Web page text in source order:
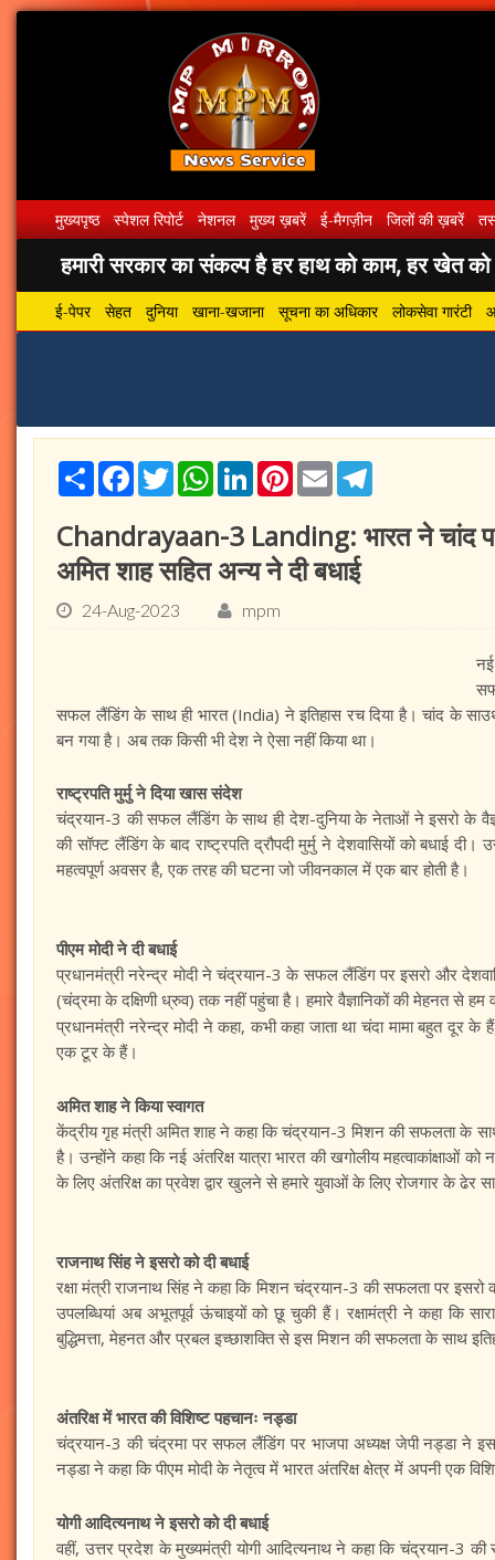
मुख्यपृष्ठ स्पेशल रिपोर्ट नेशनल मुख्य ख़बरें ई-मैगज़ीन जिलों की ख़बरें
हमारी सरकार का संकल्प है हर हाथ को काम, हर खेत को
ई-पेपर सेहत दुनिया खाना-खजाना सूचना का अधिकार लोकसेवा गारंटी
ShareFacebook
TwitterWhatsApp
LinkedInPinterest
Email
Chandrayaan-3 Landing: भारत ने चांद पर
अमित शाह सहित अन्य ने दी बधाई
24-Aug-2023 mpm
सफल लैंडिंग के साथ ही भारत (India) ने इतिहास रच दिया है। चांद के
बन गया है। अब तक किसी भी देश ने ऐसा नहीं किया था।
राष्ट्रपति मुर्मु ने दिया खास संदेश
चंद्रयान-3 की सफल लैंडिंग के साथ ही देश-दुनिया के नेताओं ने इसरो के
की सॉफ्ट लैंडिंग के बाद राष्ट्रपति द्रौपदी मुर्मु ने देशवासियों को बधाई
महत्वपूर्ण अवसर है, एक तरह की घटना जो जीवनकाल में एक बार होती है।
पीएम मोदी ने दी बधाई
प्रधानमंत्री नरेन्द्र मोदी ने चंद्रयान-3 के सफल लैंडिंग पर इसरो और
(चंद्रमा के दक्षिणी ध्रुव) तक नहीं पहुंचा है। हमारे वैज्ञानिकों की मेहनत से
प्रधानमंत्री नरेन्द्र मोदी ने कहा, कभी कहा जाता था चंदा मामा बहुत दूर
एक टूर के हैं।
अमित शाह ने किया स्वागत
केंद्रीय गृह मंत्री अमित शाह ने कहा कि चंद्रयान-3 मिशन की सफलता के
है। उन्होंने कहा कि नई अंतरिक्ष यात्रा भारत की खगोलीय महत्वाकांक्षाओं
के लिए अंतरिक्ष का प्रवेश द्वार खुलने से हमारे युवाओं के लिए रोजगार के ढेर
राजनाथ सिंह ने इसरो को दी बधाई
रक्षा मंत्री राजनाथ सिंह ने कहा कि मिशन चंद्रयान-3 की सफलता पर इसरो
उपलब्धियां अब अभूतपूर्व ऊंचाइयों को छू चुकी हैं। रक्षामंत्री ने कहा कि
बुद्धिमत्ता, मेहनत और प्रबल इच्छाशक्ति से इस मिशन की सफलता के साथ
अंतरिक्ष में भारत की विशिष्ट पहचानः नड्डा
चंद्रयान-3 की चंद्रमा पर सफल लैंडिंग पर भाजपा अध्यक्ष जेपी नड्डा ने
नड्डा ने कहा कि पीएम मोदी के नेतृत्व में भारत अंतरिक्ष क्षेत्र में अपनी एक
योगी आदित्यनाथ ने इसरो को दी बधाई
वहीं, उत्तर प्रदेश के मुख्यमंत्री योगी आदित्यनाथ ने कहा कि चंद्रयान-3